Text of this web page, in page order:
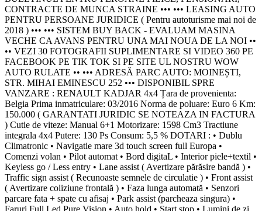
CONTRACTE DE MUNCA STRAINE ••• ••• LEASING AUTO
PENTRU PERSOANE JURIDICE ( Pentru autoturisme mai noi de
2018 ) ••• ••• SISTEM BUY BACK - EVALUAM MASINA
VECHE CA AVANS PENTRU UNA MAI NOUA DE LA NOI ••
•• VEZI 30 FOTOGRAFII SUPLIMENTARE SI VIDEO 360 PE
FACEBOOK PE TIK TOK SI PE SITE UL NOSTRU WOW
AUTO RULATE •• ••• ADRESĂ PARC AUTO: MOINEȘTI,
STR. MIHAI EMINESCU 252 ••• DISPONIBIL SPRE
VANZARE : RENAULT KADJAR 4x4 Țara de provenienta:
Belgia Prima inmatriculare: 03/2016 Norma de poluare: Euro 6 Km:
150.000 ( GARANTATI JURIDIC SE NOTEAZA IN FACTURA
) Cutie de viteze: Manual 6+1 Motorizare: 1598 Cm3 Tractiune
integrala 4x4 Putere: 130 Ps Consum: 5,5 % DOTARI : • Dublu
Climatronic • Navigatie mare 3d touch screen full Europa •
Comenzi volan • Pilot automat • Bord digitaL • Interior piele+textil •
Keyless go / Less entry • Lane assist ( Avertizare părăsire bandă ) •
Traffic sign assist ( Recunoaste semnele de circulatie ) • Front assist
( Avertizare coliziune frontală ) • Faza lunga automată • Senzori
parcare fata + spate cu afisaj • Park assist (parcheaza singura) •
Faruri Full Led Pure Vision • Auto hold • Start stop • Lumini de zi